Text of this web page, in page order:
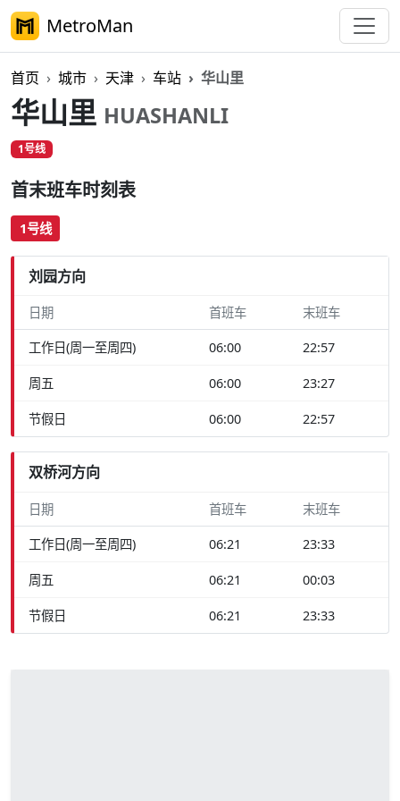
MetroMan
首页 城市 天津 车站 华山里
华山里 HUASHANLI
1号线
首末班车时刻表
1号线
刘园方向
日期 首班车 末班车
工作日(周一至周四) 06:00 22:57
周五 06:00 23:27
节假日 06:00 22:57
双桥河方向
日期 首班车 末班车
工作日(周一至周四) 06:21 23:33
周五 06:21 00:03
节假日 06:21 23:33